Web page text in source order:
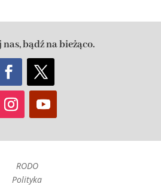
bądź na bieżąco.
RODO
Polityka